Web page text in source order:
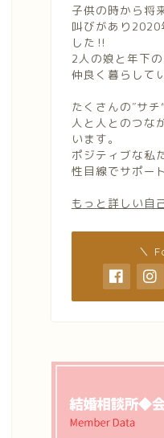
子供の時から将
叫びがあり2020
した‼︎
2人の娘と年下
仲良く暮らして
たくさんの″サ
人と人とのつな
います。
ポジティブな私
性目線でサポート
もっと詳しい自
＼